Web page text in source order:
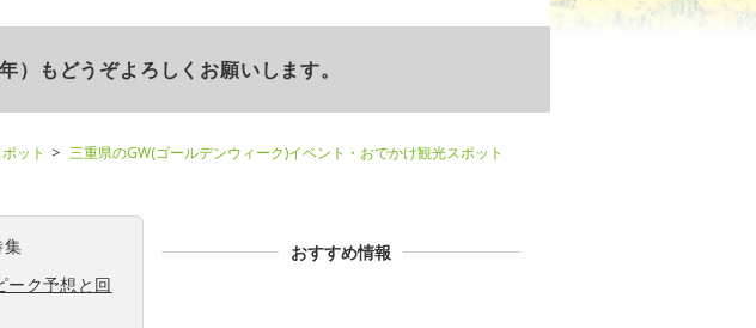
もどうぞよろしくお願いします。
ット
三重県のGW(ゴールデンウィーク)イベント・おでかけ観光スポット
集
ーク予想と回
おすすめ情報